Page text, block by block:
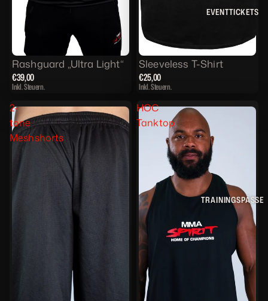
EVENTTICKETS
TRAININGSPÄSSE
Rashguard „Ultra Light“
€39,00
Inkl. Steuern.
Sleeveless T-Shirt
€25,00
Inkl. Steuern.
2-
tone
Meshshorts
HOC
Tanktop